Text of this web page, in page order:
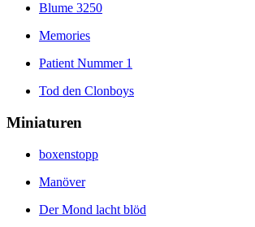
Blume 3250
Memories
Patient Nummer 1
Tod den Clonboys
Miniaturen
boxenstopp
Manöver
Der Mond lacht blöd